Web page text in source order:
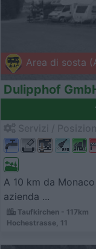
Area di sosta
Dulipphof
A 10 km da
azienda ...
Taufkirchen - 117km
Hochestrasse, 11